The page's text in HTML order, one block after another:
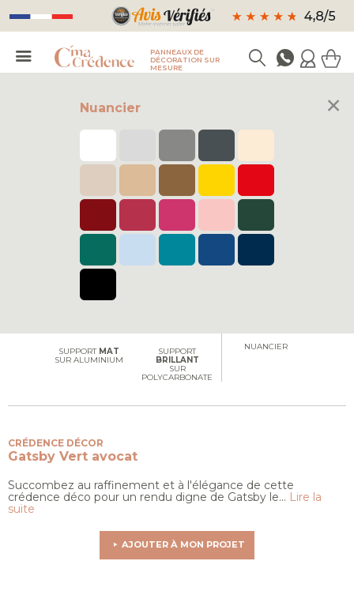
PANNEAUX DE
DÉCORATION SUR
MESURE
Nuancier ×
FORMAT
SUPPORT MAT
SUR ALUMINIUM
SUPPORT
BRILLANT
SUR
POLYCARBONATE
NUANCIER
CRÉDENCE DÉCOR
Gatsby Vert avocat
Succombez au raffinement et à l'élégance de cette
crédence déco pour un rendu digne de Gatsby le... Lire la
suite
AJOUTER À MON PROJET